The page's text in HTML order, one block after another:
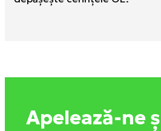
Apelează-ne